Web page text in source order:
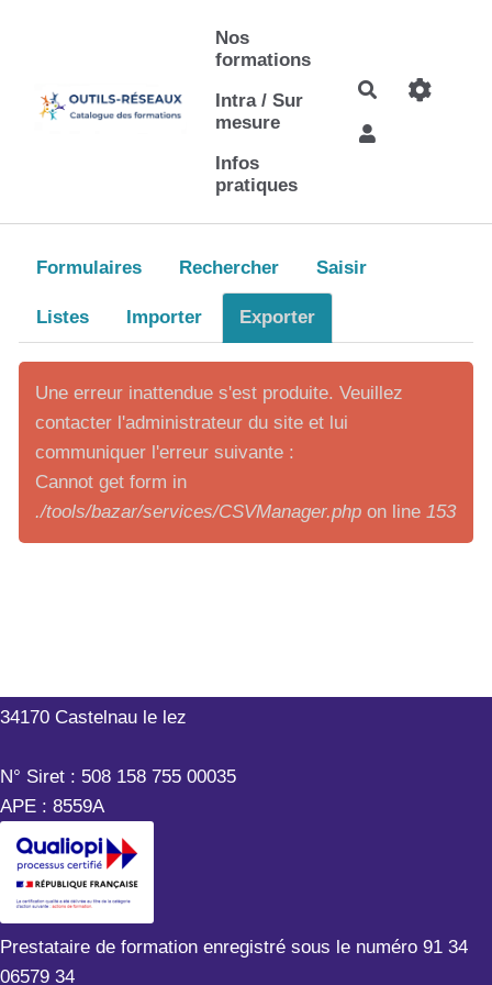
Aller au contenu principal
Nos
formations
Intra / Sur
mesure
Infos
pratiques
Rechercher
Formulaires Rechercher Saisir
Listes Importer Exporter
Une erreur inattendue s'est produite. Veuillez
contacter l'administrateur du site et lui
communiquer l'erreur suivante :
Cannot get form in
./tools/bazar/services/CSVManager.php on line 153
34170 Castelnau le lez
N° Siret : 508 158 755 00035
APE : 8559A
Prestataire de formation enregistré sous le numéro 91 34
06579 34